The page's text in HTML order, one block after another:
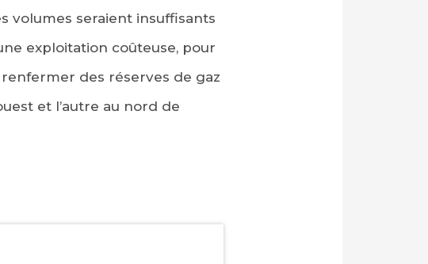
volumes seraient insuffisants
exploitation coûteuse, pour
des réserves de gaz
et l’autre au nord de